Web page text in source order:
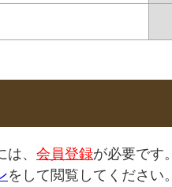
、 会員登録が必要です。
をして閲覧してください。